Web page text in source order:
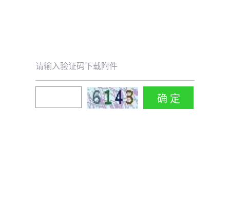
请输入验证码下载附件